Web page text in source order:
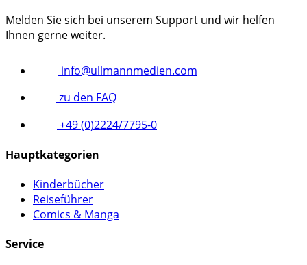
Melden Sie sich bei unserem Support und wir helfen
Ihnen gerne weiter.
info@ullmannmedien.com
zu den FAQ
+49 (0)2224/7795-0
Hauptkategorien
Kinderbücher
Reiseführer
Comics & Manga
Service